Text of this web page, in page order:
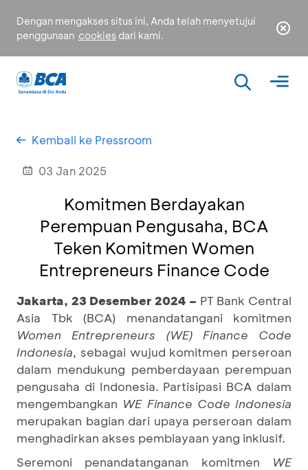
Dengan mengakses situs ini, Anda telah menyetujui
penggunaan cookies dari kami.
Kembali ke Pressroom
03 Jan 2025
Komitmen Berdayakan
Perempuan Pengusaha, BCA
Teken Komitmen Women
Entrepreneurs Finance Code
Jakarta, 23 Desember 2024 – PT Bank Central
Asia Tbk (BCA) menandatangani komitmen
Women Entrepreneurs (WE) Finance Code
Indonesia, sebagai wujud komitmen perseroan
dalam mendukung pemberdayaan perempuan
pengusaha di Indonesia. Partisipasi BCA dalam
mengembangkan WE Finance Code Indonesia
merupakan bagian dari upaya perseroan dalam
menghadirkan akses pembiayaan yang inklusif.
Seremoni penandatanganan komitmen WE